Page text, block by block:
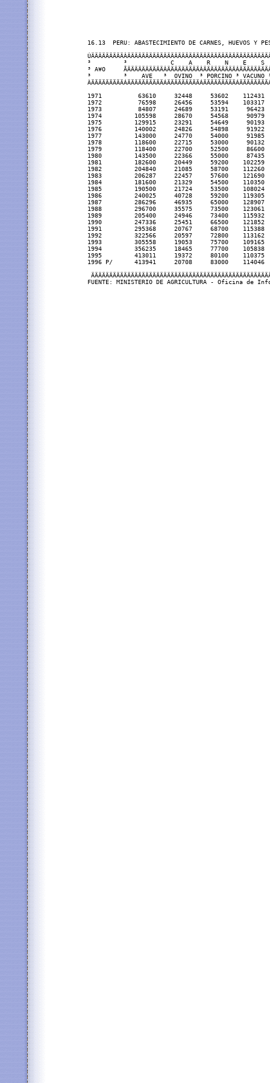
16.13  PERU: ABASTECIMIENTO DE CARNES, HUEVOS Y
³         ³            C    A    R    N    E
³ A¥O
³         ³    AVE   ³  OVINO  ³ PORCINO ³
1971          63610     32448     53602    112431
1972          76598     26456     53594    103317
1973          84807     24689     53191     96423
1974         105598     28670     54568     90979
1975         129915     23291     54649     90193
1976         140002     24826     54898     91922
1977         143000     24770     54000     91985
1978         118600     22715     53000     90132
1979         118400     22700     52500     86600
1980         143500     22366     55000     87435
1981         182600     20449     59200    102259
1982         204840     21085     58700    112260
1983         206287     22457     57600    121690
1984         181600     21329     54500    110350
1985         190500     21724     53500    108024
1986         240025     40728     59200    119305
1987         286296     46935     65000    128907
1988         296700     35575     73500    123061
1989         205400     24946     73400    115932
1990         247336     25451     66500    121852
1991         295368     20767     68700    115388
1992         322566     20597     72800    113162
1993         305558     19053     75700    109165
1994         356235     18465     77700    105838
1995         413011     19372     80100    110375
1996 P/      413941     20708     83000    114046